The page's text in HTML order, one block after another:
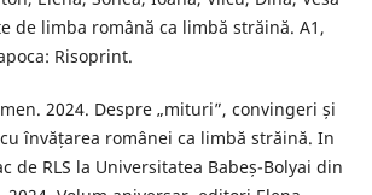
de limba română ca limbă străină. A1,
Risoprint.
2024. Despre „mituri”, convingeri și
învățarea românei ca limbă străină. In
de RLS la Universitatea Babeș-Bolyai din